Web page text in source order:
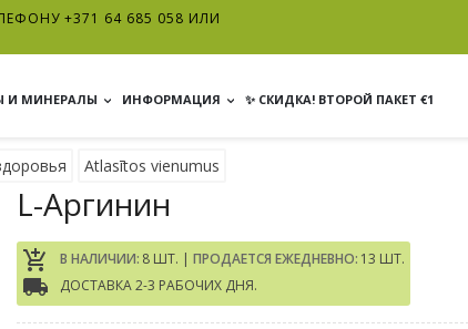
+371 64 685 058 ИЛИ
И МИНЕРАЛЫ ИНФОРМАЦИЯ ✨ СКИДКА! ВТОРОЙ ПАКЕТ €1
Atlasītos vienumus
L-Аргинин
add_shopping_cart В НАЛИЧИИ: 8 ШТ. | ПРОДАЕТСЯ ЕЖЕДНЕВНО: 13 ШТ.
local_shipping ДОСТАВКА 2-3 РАБОЧИХ ДНЯ.